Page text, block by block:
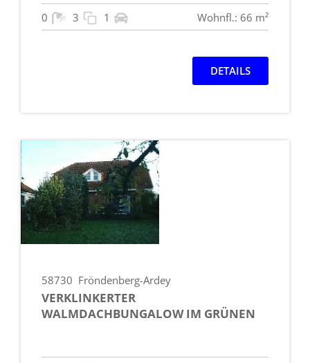
0 3 1 Wohnfl.: 66 m²
DETAILS
58730 Fröndenberg-Ardey
VERKLINKERTER
WALMDACHBUNGALOW IM GRÜNEN